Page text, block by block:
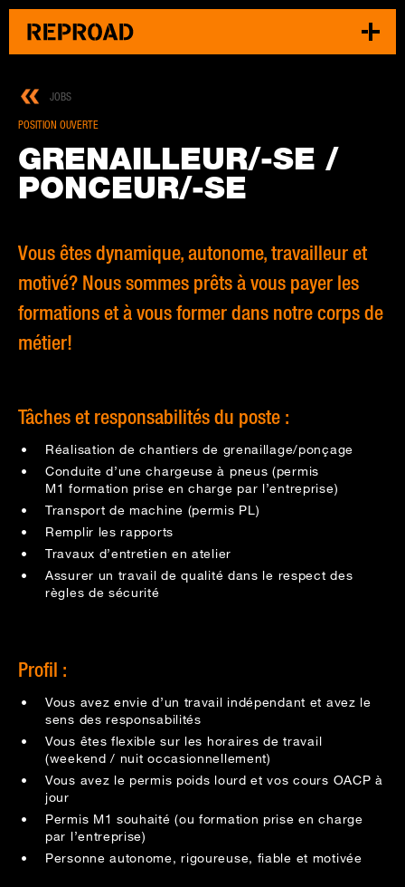
JOBS
POSITION OUVERTE
GRE­NAIL­LEUR/-SE /
PONCEUR/-SE
Vous êtes dynamique, autonome, travailleur et
motivé? Nous sommes prêts à vous payer les
formations et à vous former dans notre corps de
métier!
Tâches et responsabilités du poste :
Réalisation de chantiers de grenaillage/ponçage
Conduite d’une chargeuse à pneus (permis
M1 formation prise en charge par l’entreprise)
Transport de machine (permis PL)
Remplir les rapports
Travaux d’entretien en atelier
Assurer un travail de qualité dans le respect des
règles de sécurité
Profil :
Vous avez envie d’un travail indépendant et avez le
sens des responsabilités
Vous êtes flexible sur les horaires de travail
(weekend / nuit occasionnellement)
Vous avez le permis poids lourd et vos cours OACP à
jour
Permis M1 souhaité (ou formation prise en charge
par l’entreprise)
Personne autonome, rigoureuse, fiable et motivée